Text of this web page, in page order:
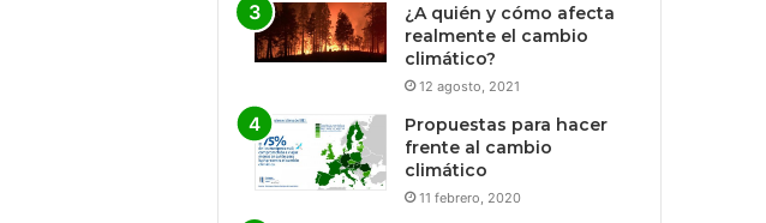
¿A quién y cómo afecta
realmente el cambio
climático?
12 agosto, 2021
Propuestas para hacer
frente al cambio
climático
11 febrero, 2020